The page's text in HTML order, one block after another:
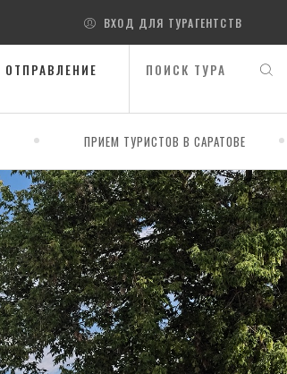
ВХОД ДЛЯ ТУРАГЕНТСТВ
ОТПРАВЛЕНИЕ
ПРИЕМ ТУРИСТОВ В САРАТОВЕ